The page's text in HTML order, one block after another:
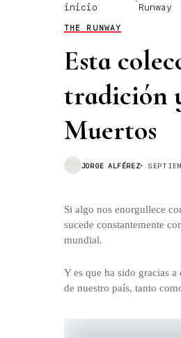
inicio
Runway
THE RUNWAY
Esta
tradición
Muertos
JORGE ALFÉREZ
Si algo nos enorgullece
sucede constantemente
mundial.
Y es que ha sido gracias
de nuestro país, tanto